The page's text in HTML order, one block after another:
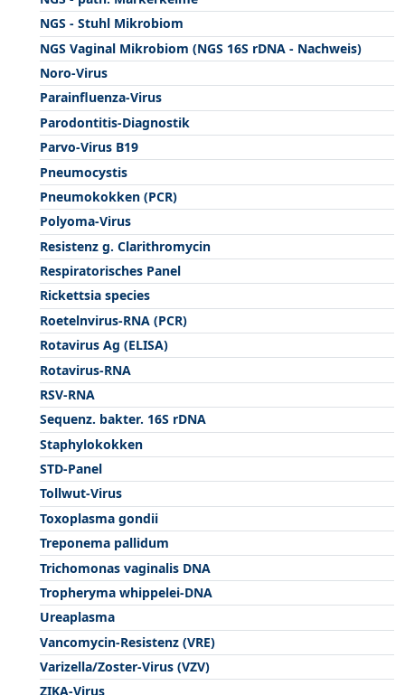
NGS - Stuhl Mikrobiom
NGS Vaginal Mikrobiom (NGS 16S rDNA - Nachweis)
Noro-Virus
Parainfluenza-Virus
Parodontitis-Diagnostik
Parvo-Virus B19
Pneumocystis
Pneumokokken (PCR)
Polyoma-Virus
Resistenz g. Clarithromycin
Respiratorisches Panel
Rickettsia species
Roetelnvirus-RNA (PCR)
Rotavirus Ag (ELISA)
Rotavirus-RNA
RSV-RNA
Sequenz. bakter. 16S rDNA
Staphylokokken
STD-Panel
Tollwut-Virus
Toxoplasma gondii
Treponema pallidum
Trichomonas vaginalis DNA
Tropheryma whippelei-DNA
Ureaplasma
Vancomycin-Resistenz (VRE)
Varizella/Zoster-Virus (VZV)
ZIKA-Virus